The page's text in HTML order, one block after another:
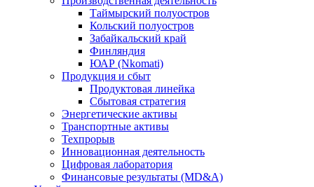
Таймырский полуостров
Кольский полуостров
Забайкальский край
Финляндия
ЮАР (Nkomati)
Продукция и сбыт
Продуктовая линейка
Сбытовая стратегия
Энергетические активы
Транспортные активы
Техпрорыв
Инновационная деятельность
Цифровая лаборатория
Финансовые результаты (MD&A)